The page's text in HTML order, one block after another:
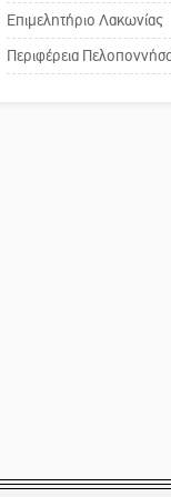
στις
Πού
Επιμελητήριο Λακωνίας
Περιφέρεια